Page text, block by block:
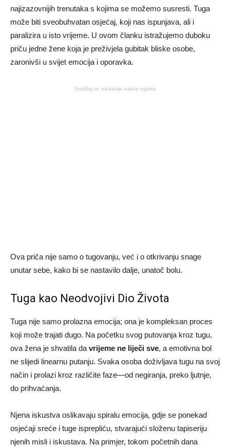
najizazovnijih trenutaka s kojima se možemo susresti. Tuga
može biti sveobuhvatan osjećaj, koji nas ispunjava, ali i
paralizira u isto vrijeme. U ovom članku istražujemo duboku
priču jedne žene koja je preživjela gubitak bliske osobe,
zaronivši u svijet emocija i oporavka.
Sadržaj se nastavlja nakon oglasa
Ova priča nije samo o tugovanju, već i o otkrivanju snage
unutar sebe, kako bi se nastavilo dalje, unatoč bolu.
Tuga kao Neodvojivi Dio Života
Tuga nije samo prolazna emocija; ona je kompleksan proces
koji može trajati dugo. Na početku svog putovanja kroz tugu,
ova žena je shvatila da vrijeme ne liječi sve, a emotivna bol
ne slijedi linearnu putanju. Svaka osoba doživljava tugu na svoj
način i prolazi kroz različite faze—od negiranja, preko ljutnje,
do prihvaćanja.
Njena iskustva oslikavaju spiralu emocija, gdje se ponekad
osjećaji sreće i tuge isprepliću, stvarajući složenu tapiseriju
njenih misli i iskustava. Na primjer, tokom početnih dana